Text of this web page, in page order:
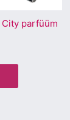
parfüüm
teha